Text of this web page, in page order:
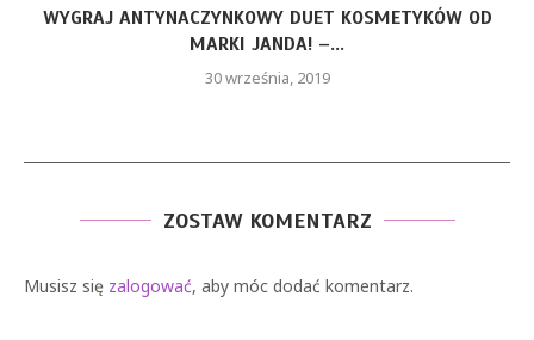
WYGRAJ ANTYNACZYNKOWY DUET KOSMETYKÓW OD
MARKI JANDA! –...
30 września, 2019
ZOSTAW KOMENTARZ
Musisz się zalogować, aby móc dodać komentarz.